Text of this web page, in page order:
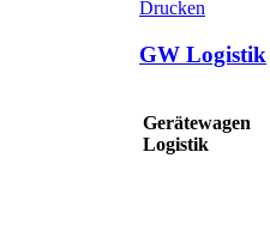
Drucken
GW Logistik
Gerätewagen
Logistik